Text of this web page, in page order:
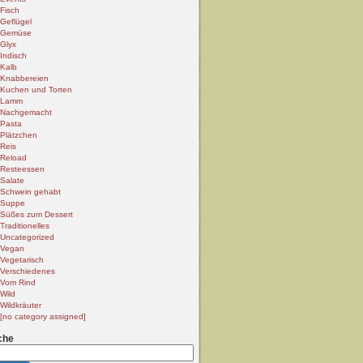
Fisch
Geflügel
Gemüse
Glyx
Indisch
Kalb
Knabbereien
Kuchen und Torten
Lamm
Nachgemacht
Pasta
Plätzchen
Reis
Reload
Resteessen
Salate
Schwein gehabt
Suppe
Süßes zum Dessert
Traditionelles
Uncategorized
Vegan
Vegetarisch
Verschiedenes
Vom Rind
Wild
Wildkräuter
[no category assigned]